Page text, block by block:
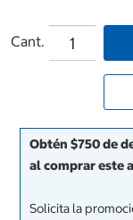
Cant.
Obtén $750 de
al comprar este
Solicita la